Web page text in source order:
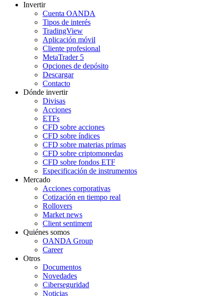
Invertir
Cuenta OANDA
Tipos de interés
TradingView
Aplicación móvil
Cliente profesional
MetaTrader 5
Opciones de depósito
Descargar
Contacto
Dónde invertir
Divisas
Acciones
ETFs
CFD sobre acciones
CFD sobre índices
CFD sobre materias primas
CFD sobre criptomonedas
CFD sobre fondos ETF
Especificación de instrumentos
Mercado
Acciones corporativas
Cotización en tiempo real
Rollovers
Market news
Client sentiment
Quiénes somos
OANDA Group
Career
Otros
Documentos
Novedades
Ciberseguridad
Noticias